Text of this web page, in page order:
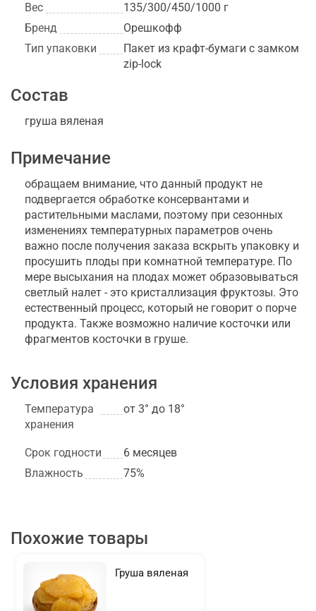
Вес
135/300/450/1000 г
Бренд
Орешкофф
Тип упаковки
Пакет из крафт-бумаги с замком
zip-lock
Состав
груша вяленая
Примечание
обращаем внимание, что данный продукт не
подвергается обработке консервантами и
растительными маслами, поэтому при сезонных
изменениях температурных параметров очень
важно после получения заказа вскрыть упаковку и
просушить плоды при комнатной температуре. По
мере высыхания на плодах может образовываться
светлый налет - это кристаллизация фруктозы. Это
естественный процесс, который не говорит о порче
продукта. Также возможно наличие косточки или
фрагментов косточки в груше.
Условия хранения
Температура
хранения
от 3° до 18°
Срок годности
6 месяцев
Влажность
75%
Похожие товары
Груша вяленая